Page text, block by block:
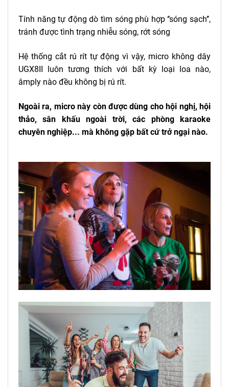
Tính năng tự động dò tìm sóng phù hợp ‘’sóng sạch’’,
tránh được tình trạng nhiễu sóng, rớt sóng
Hệ thống cắt rú rít tự động vì vậy, micro không dây
UGX8II luôn tương thích với bất kỳ loại loa nào,
âmply nào đều không bị rú rít.
Ngoài ra, micro này còn được dùng cho hội nghị, hội
thảo, sân khấu ngoài trời, các phòng karaoke
chuyên nghiệp... mà không gặp bất cứ trở ngại nào.